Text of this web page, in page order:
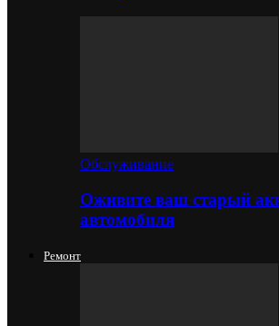
Обслуживание
Оживите ваш старый
автомобиля
Ремонт